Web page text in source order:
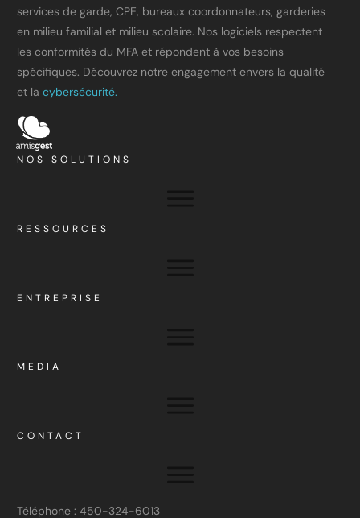
services de garde, CPE, bureaux coordonnateurs, garderies
en milieu familial et milieu scolaire. Nos logiciels respectent
les conformités du MFA et répondent à vos besoins
spécifiques. Découvrez notre engagement envers la qualité
et la cybersécurité.
NOS SOLUTIONS
RESSOURCES
ENTREPRISE
MEDIA
CONTACT
Téléphone : 450-324-6013